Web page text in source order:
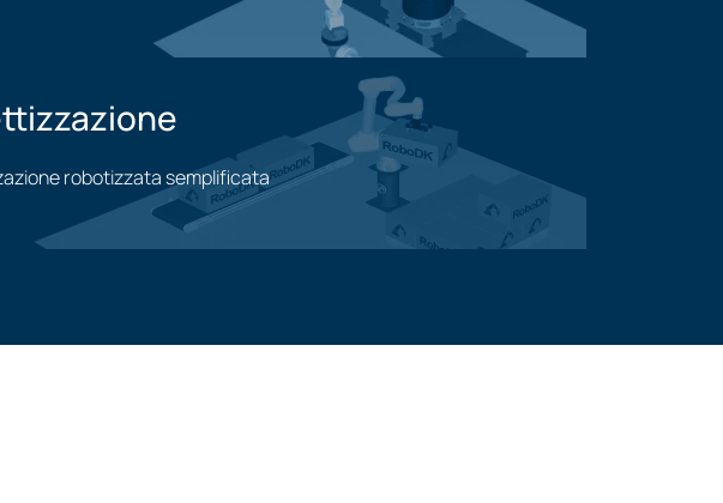
robotizzata semplificata
di pallettizzazione